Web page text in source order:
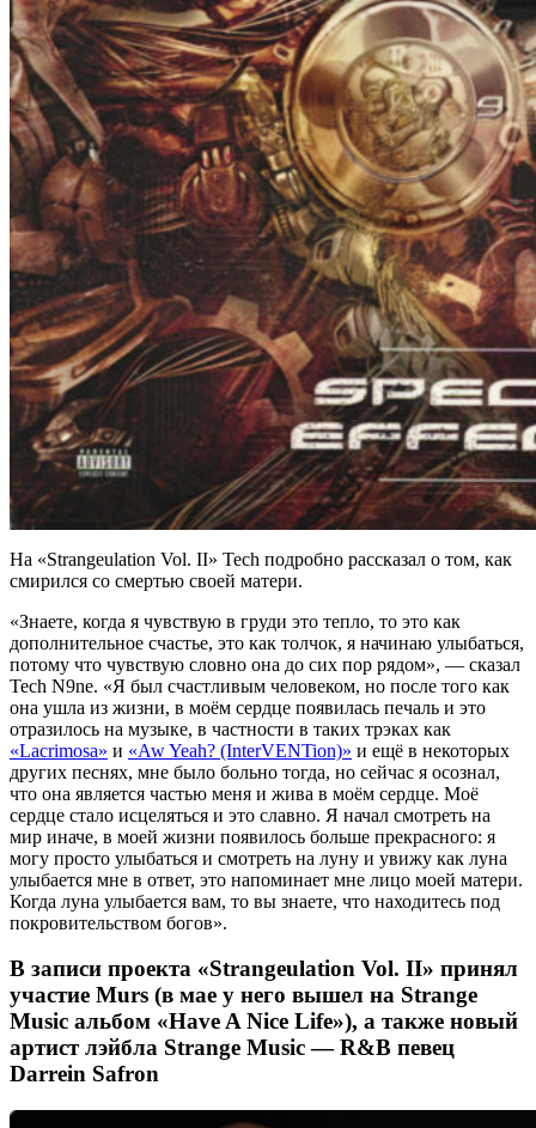
На «Strangeulation Vol. II» Tech подробно рассказал о том, как
смирился со смертью своей матери.
«Знаете, когда я чувствую в груди это тепло, то это как
дополнительное счастье, это как толчок, я начинаю улыбаться,
потому что чувствую словно она до сих пор рядом», — сказал
Tech N9ne. «Я был счастливым человеком, но после того как
она ушла из жизни, в моём сердце появилась печаль и это
отразилось на музыке, в частности в таких трэках как
«Lacrimosa» и «Aw Yeah? (InterVENTion)» и ещё в некоторых
других песнях, мне было больно тогда, но сейчас я осознал,
что она является частью меня и жива в моём сердце. Моё
сердце стало исцеляться и это славно. Я начал смотреть на
мир иначе, в моей жизни появилось больше прекрасного: я
могу просто улыбаться и смотреть на луну и увижу как луна
улыбается мне в ответ, это напоминает мне лицо моей матери.
Когда луна улыбается вам, то вы знаете, что находитесь под
покровительством богов».
В записи проекта «Strangeulation Vol. II» принял
участие Murs (в мае у него вышел на Strange
Music альбом «Have A Nice Life»), а также новый
артист лэйбла Strange Music — R&B певец
Darrein Safron